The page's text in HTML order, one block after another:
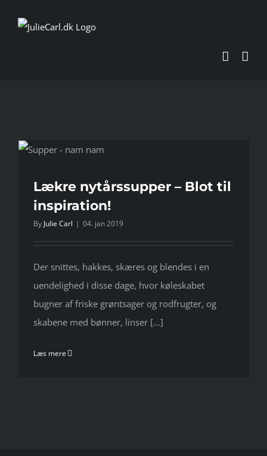
Lækre nytårssupper – Blot til
inspiration!
By Julie Carl | 04. jan 2019
Der snittes, hakkes, skæres og blendes i en
uendelighed i disse dage, hvor køleskabet
bugner af friske grøntsager og rodfrugter, og
skabene med bønner, linser [...]
Læs mere